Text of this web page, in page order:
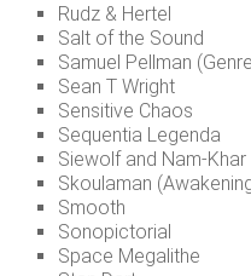
Rudz & Hertel
Salt of the Sound
Samuel Pellman
Sean T Wright
Sensitive Chaos
Sequentia Legenda
Siewolf and Nam-Khar
Skoulaman
Smooth
Sonopictorial
Space Megalithe